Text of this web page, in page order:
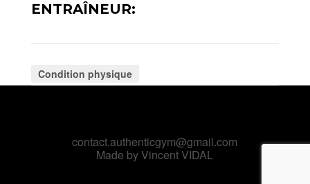
ENTRAÎNEUR:
Condition physique
contact.authenticgym@gmail.com
Made by Vincent VIDAL